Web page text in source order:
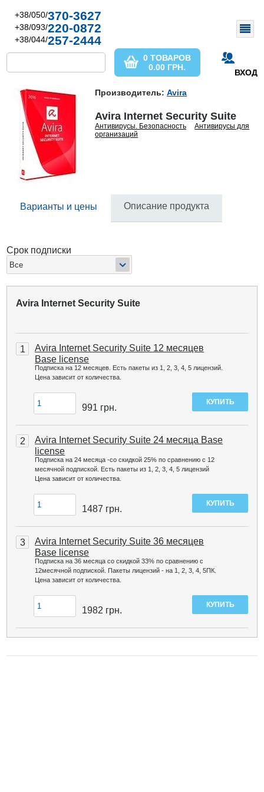
+38/050/370-3627
+38/093/220-0872
+38/044/257-2444
ВХОД
0 ТОВАРОВ
0.00 ГРН.
Производитель:Avira
Avira Internet Security Suite
Антивирусы. Безопасность
Антивирусы для
организаций
Варианты и цены Описание продукта
Срок подписки
Avira Internet Security Suite
1
Avira Internet Security Suite 12 месяцев
Base license
Подписка на 12 месяцев. Есть пакеты из 1, 2, 3, 4, 5 лицензий.
Цена зависит от количества.
991 грн.
2
Avira Internet Security Suite 24 месяца Base
license
Подписка на 24 месяца -со скидкой 25% по сравнению с 12
месячной подпиской. Есть пакеты из 1, 2, 3, 4, 5 лицензий
Цена зависит от количества.
1487 грн.
3
Avira Internet Security Suite 36 месяцев
Base license
Подписка на 36 месяца со скидкой 33% по сравнению с
12месячной подпиской. Пакеты лицензий - на 1, 2, 3, 4, 5ПК.
Цена зависит от количества.
1982 грн.